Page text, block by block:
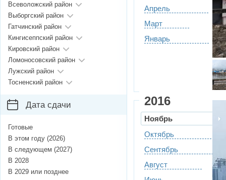
Апрель
Март
Январь
2016
Ноябрь
Октябрь
Сентябрь
Август
Всеволожский район
Выборгский район
Гатчинский район
Кингисеппский район
Кировский район
Ломоносовский район
Лужский район
Тосненский район
Дата сдачи
Готовые
В этом году (2026)
В следующем (2027)
В 2028
В 2029 или позднее